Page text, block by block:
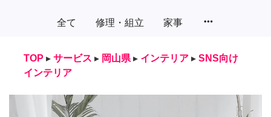
全て 修理・組立 家事 more_horiz
TOP ▸ サービス ▸ 岡山県 ▸ インテリア ▸ SNS向け
インテリア